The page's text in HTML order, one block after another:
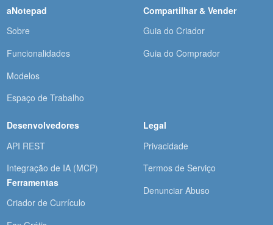
aNotepad
Sobre
Funcionalidades
Modelos
Espaço de Trabalho
Compartilhar & Vender
Guia do Criador
Guia do Comprador
Desenvolvedores
API REST
Integração de IA (MCP)
Ferramentas
Criador de Currículo
Legal
Privacidade
Termos de Serviço
Denunciar Abuso